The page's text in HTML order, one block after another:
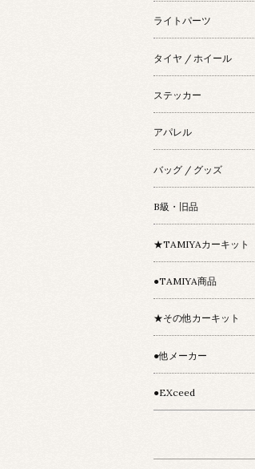
ライトパーツ
タイヤ / ホイール
ステッカー
アパレル
バッグ / グッズ
B級・旧品
★TAMIYAカーキット
●TAMIYA商品
★その他カーキット
●他メーカー
●EXceed